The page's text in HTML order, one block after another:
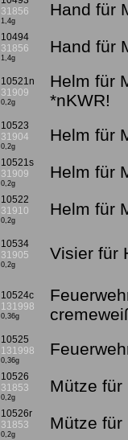
31856
1,4g
Hand für
10494
31856
1,4g
Hand für
10521n
31909
0,2g
Helm für
*nKWR!
10523
31904
0,2g
Helm für
10521s
31909
0,2g
Helm für
10522
31910
0,2g
Helm für
10534
31905
0,2g
Visier für
10524c
131998
0,36g
10525
131998
0,36g
10526
31853
0,2g
Mütze für
10526r
31853
0,2g
Mütze für